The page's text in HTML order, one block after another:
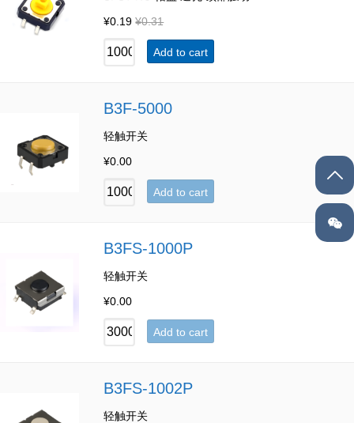
¥0.19 ¥0.31
Add to cart
B3F-5000
轻触开关
¥0.00
Add to cart
B3FS-1000P
轻触开关
¥0.00
Add to cart
B3FS-1002P
轻触开关